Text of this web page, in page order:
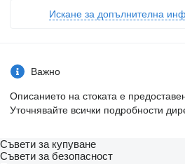
Искане за допълнителна
Важно
Описанието на стоката е
Уточнявайте всички подробности
Съвети за купуване
Съвети за безопасност